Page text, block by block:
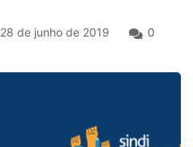
28 de junho de 2019 0